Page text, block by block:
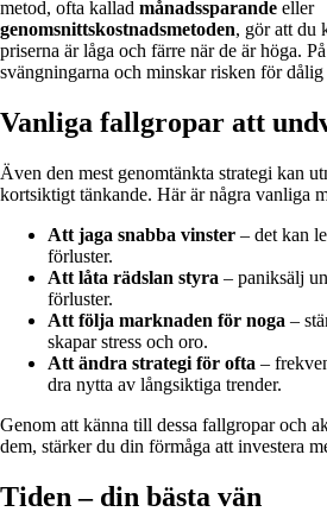
metod, ofta kallad månadssparande eller
genomsnittskostnadsmetoden, gör att du
priserna är låga och färre när de är höga.
svängningarna och minskar risken för
Vanliga fallgropar att
Även den mest genomtänkta strategi kan
kortsiktigt tänkande. Här är några vanliga
Att jaga snabba vinster – det kan
förluster.
Att låta rädslan styra – paniksälj
förluster.
Att följa marknaden för noga –
skapar stress och oro.
Att ändra strategi för ofta –
dra nytta av långsiktiga trender.
Genom att känna till dessa fallgropar och
dem, stärker du din förmåga att investera
Tiden – din bästa vän